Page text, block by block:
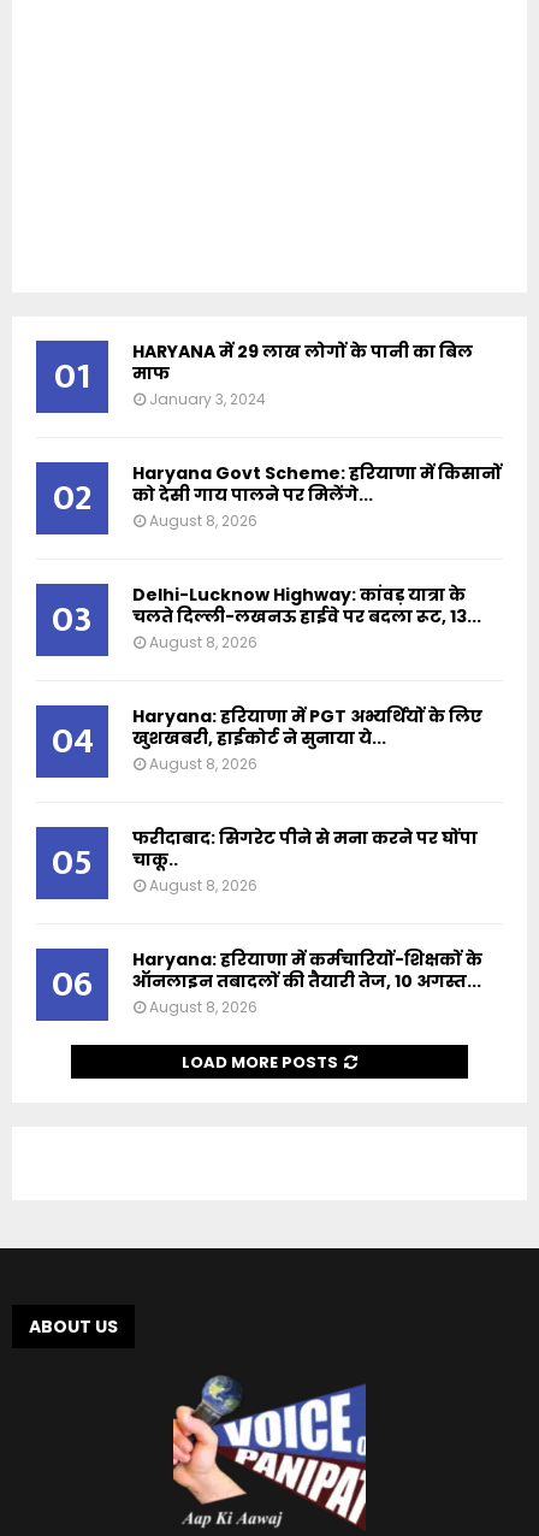
01
HARYANA में 29 लाख लोगों के पानी का बिल
माफ
January 3, 2024
02
Haryana Govt Scheme: हरियाणा में किसानों
को देसी गाय पालने पर मिलेंगे...
August 8, 2026
03
Delhi-Lucknow Highway: कांवड़ यात्रा के
चलते दिल्ली-लखनऊ हाईवे पर बदला रूट, 13...
August 8, 2026
04
Haryana: हरियाणा में PGT अभ्यर्थियों के लिए
खुशखबरी, हाईकोर्ट ने सुनाया ये...
August 8, 2026
05
फरीदाबाद: सिगरेट पीने से मना करने पर घोंपा
चाकू..
August 8, 2026
06
Haryana: हरियाणा में कर्मचारियों-शिक्षकों के
ऑनलाइन तबादलों की तैयारी तेज, 10 अगस्त...
August 8, 2026
LOAD MORE POSTS
ABOUT US